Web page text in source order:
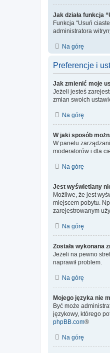
Jak działa funkcja
Funkcja “Usuń
administratora
Na górę
Preferencje i
Jak zmienić moje
Jeżeli jesteś
zmian swoich
Na górę
W jaki sposób
W panelu
moderatorów i dla
Na górę
Jest wyświetlany
Możliwe, że jest
miejscem pobytu.
zarejestrowanym
Na górę
Została wykonana
Jeżeli na pewno
naprawił problem.
Na górę
Mojego języka nie
Być może
językowy, którego
phpBB.com®
Na górę